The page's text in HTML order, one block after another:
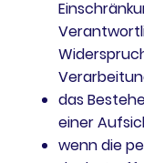
das
einer
wenn die